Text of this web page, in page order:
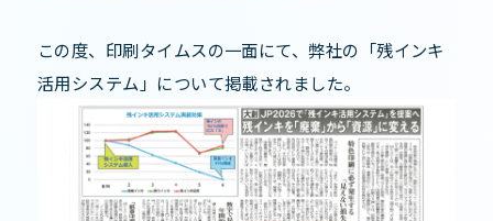
この度、印刷タイムスの一面にて、弊社の「残インキ
活用システム」について掲載されました。